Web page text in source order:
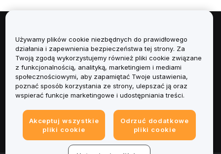
Informacje
Usługi
Obsługa Klienta
Informacje prawne
Używamy plików cookie niezbędnych do prawidłowego
działania i zapewnienia bezpieczeństwa tej strony. Za
Twoją zgodą wykorzystujemy również pliki cookie związane
z funkcjonalnością, analityką, marketingiem i mediami
społecznościowymi, aby zapamiętać Twoje ustawienia,
poznać sposób korzystania ze strony, ulepszać ją oraz
wspierać funkcje marketingowe i udostępniania treści.
Akceptuj wszystkie
pliki cookie
Odrzuć dodatkowe
pliki cookie